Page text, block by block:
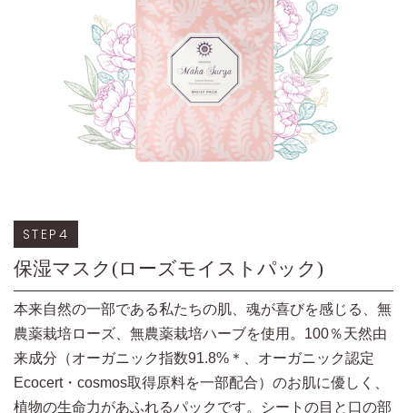
STEP4
保湿マスク(ローズモイストパック)
本来自然の一部である私たちの肌、魂が喜びを感じる、無
農薬栽培ローズ、無農薬栽培ハーブを使用。100％天然由
来成分（オーガニック指数91.8%＊、オーガニック認定
Ecocert・cosmos取得原料を一部配合）のお肌に優しく、
植物の生命力があふれるパックです。シートの目と口の部